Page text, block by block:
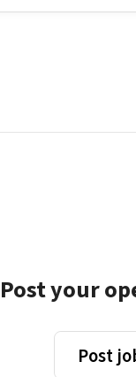
Post your
Post